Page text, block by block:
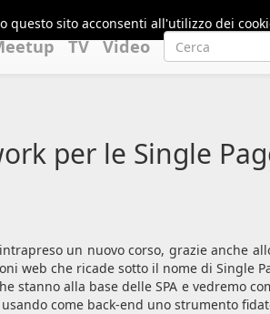
questo sito acconsenti all'utilizzo dei
TV Video
per le Single
un nuovo corso, grazie
web che ricade sotto il nome di Single
stanno alla base delle SPA e vedremo
come back-end uno strumento fidato